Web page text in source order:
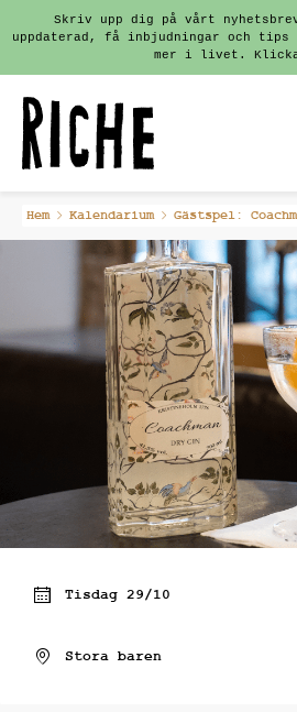
Fortsätt
till
innehållet
Skriv upp dig på vårt
uppdaterad, få inbjudningar och
mer i livet.
Hem Kalendarium Gästspel:
Tisdag 29/10
Stora baren